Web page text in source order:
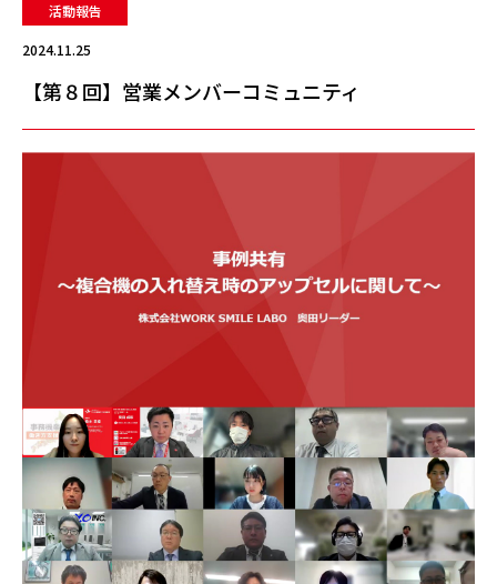
活動報告
2024.11.25
【第８回】営業メンバーコミュニティ